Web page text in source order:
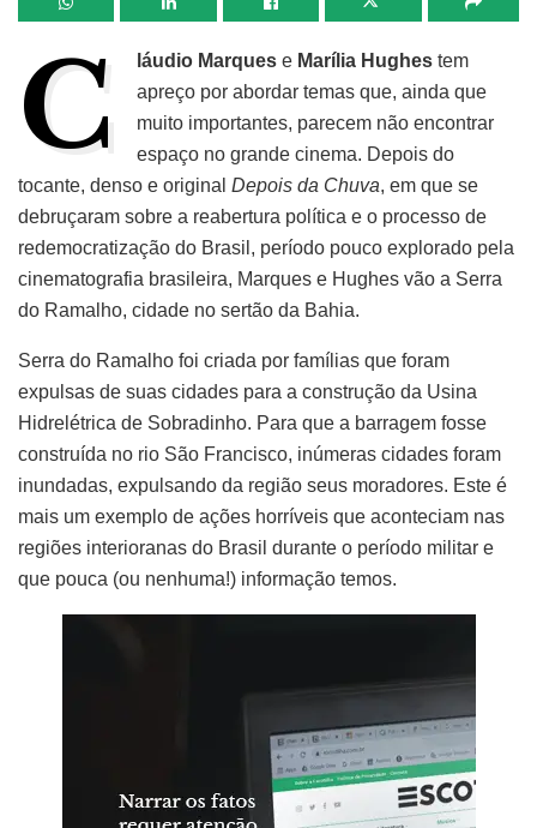
C láudio Marques e Marília Hughes tem
apreço por abordar temas que, ainda que
muito importantes, parecem não encontrar
espaço no grande cinema. Depois do
tocante, denso e original Depois da Chuva, em que se
debruçaram sobre a reabertura política e o processo de
redemocratização do Brasil, período pouco explorado pela
cinematografia brasileira, Marques e Hughes vão a Serra
do Ramalho, cidade no sertão da Bahia.
Serra do Ramalho foi criada por famílias que foram
expulsas de suas cidades para a construção da Usina
Hidrelétrica de Sobradinho. Para que a barragem fosse
construída no rio São Francisco, inúmeras cidades foram
inundadas, expulsando da região seus moradores. Este é
mais um exemplo de ações horríveis que aconteciam nas
regiões interioranas do Brasil durante o período militar e
que pouca (ou nenhuma!) informação temos.